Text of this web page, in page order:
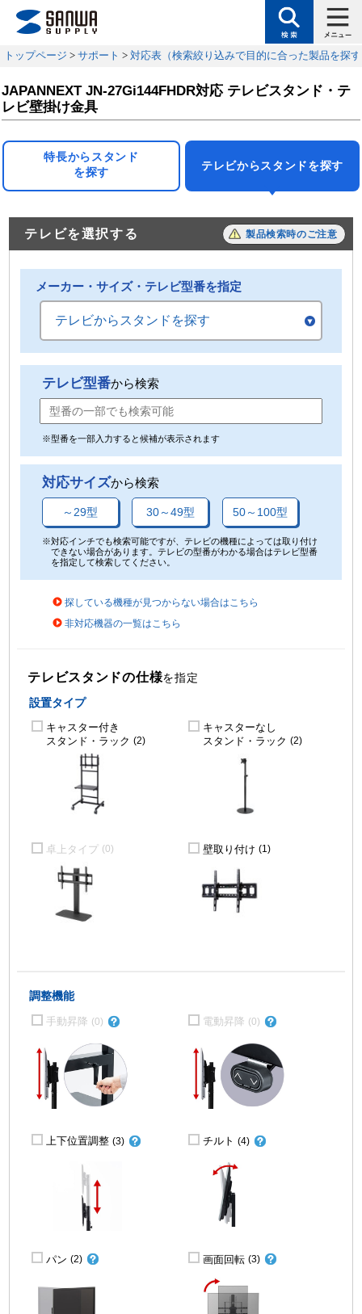
トップページ > サポート > 対応表（検索絞り込みで目的に合った製品を探
JAPANNEXT JN-27Gi144FHDR対応 テレビスタンド・テ
レビ壁掛け金具
特長からスタンド
を探す
テレビからスタンドを探す
テレビを選択する 製品検索時のご注意
メーカー・サイズ・テレビ型番を指定
テレビからスタンドを探す
テレビ型番から検索
※型番を一部入力すると候補が表示されます
対応サイズから検索
～29型 30～49型 50～100型
※対応インチでも検索可能ですが、テレビの機種によっては取り付け
できない場合があります。テレビの型番がわかる場合はテレビ型番
を指定して検索してください。
探している機種が見つからない場合はこちら
非対応機器の一覧はこちら
テレビスタンドの仕様を指定
設置タイプ
キャスター付き
スタンド・ラック (2)
キャスターなし
スタンド・ラック (2)
卓上タイプ (0) 壁取り付け (1)
調整機能
手動昇降 (0) 電動昇降 (0)
上下位置調整 (3) チルト (4)
パン (2) 画面回転 (3)